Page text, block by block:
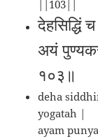
||103||
देहसिद्धिं
अयं
१०३॥
deha
yogatah |
ayam